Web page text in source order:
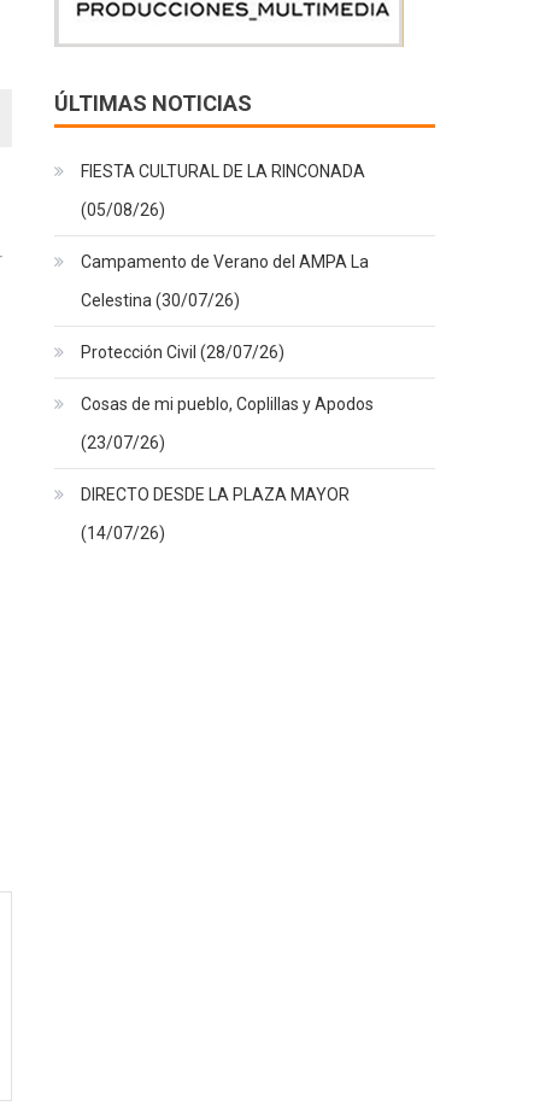
ÚLTIMAS NOTICIAS
FIESTA CULTURAL DE LA RINCONADA
(05/08/26)
Campamento de Verano del AMPA La
Celestina (30/07/26)
Protección Civil (28/07/26)
Cosas de mi pueblo, Coplillas y Apodos
(23/07/26)
DIRECTO DESDE LA PLAZA MAYOR
(14/07/26)